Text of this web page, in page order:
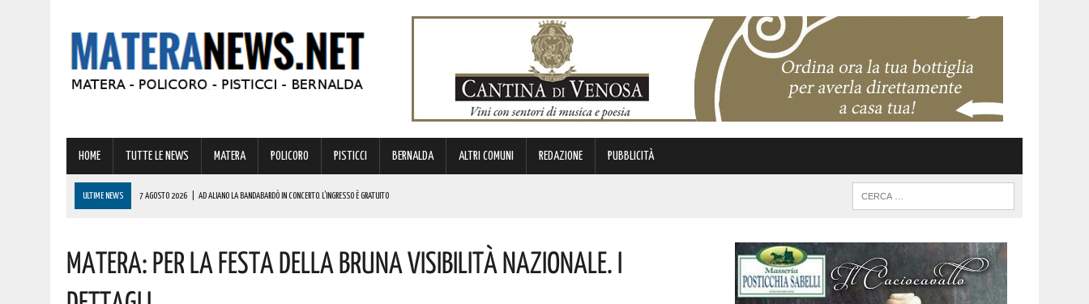
HOME TUTTE LE NEWS MATERA POLICORO PISTICCI BERNALDA ALTRI COMUNI REDAZIONE PUBBLICITÀ
ULTIME NEWS 7 AGOSTO 2026 AD ALIANO LA BANDABARDÒ IN CONCERTO. L’INGRESSO È GRATUITO
7 AGOSTO 2026 BASILICATA: COLPO DA OLTRE 19000 EURO! AUGURI AL VINCITORE
Matera: Per La Festa Della Bruna Visibilità Nazionale. I